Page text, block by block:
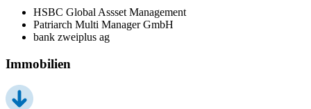
HSBC Global Assset Management
Patriarch Multi Manager GmbH
bank zweiplus ag
Immobilien